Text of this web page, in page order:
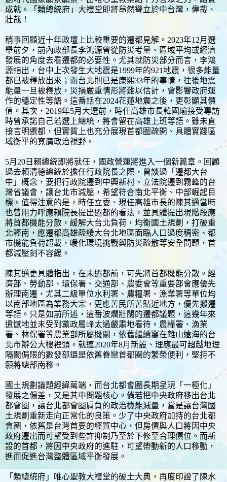
成就。「類總統府」大禮堂即將昂然聳立於中台灣，偉哉、
壯哉！
稍事回顧近十年政壇上比較重要的遷都見解。2023年12月選
舉前夕，前內政部長李鴻源曾從防災考量、區域平均或經濟
發展的角度去看遷都的必要性。尤其就防災部分而言，李鴻
源指出，台中上次發生大地震是1999年的921地震，很多能量
都已被釋放出來；而台北則已是康熙33年的事情，往後地震
能量一旦被釋放，災損嚴重情形將難以估計，會影響政府運
作的穩定性等語。這番話在2024花蓮地震之後，更彰顯其價
值。其次，2019年5月大選前，時任高雄市長韓國瑜接受專訪
時曾承諾自己若選上總統，將會留在高雄上班等語。雖未直
接言明遷都，但實質上也充分展現首都圈疏開、具體實踐區
域衡平的寬廣政治視野。
5月20日賴總統即將就任，國政營運將進入一個新篇章。回顧
過去賴清德總統於擔任行政院長之際，曾談過「遷都大台
中」概念，要把行政院遷到中興新村、立法院遷到霧峰的台
灣省議會，讓台北市減壓，希望符合南北平衡、中部崛起目
標。值得注意的是，時任立委、現任高雄市長的陳其邁當時
也曾用力呼應賴院長提出遷都的看法，並具體提出現階段應
將首都機能分散，緩解大台北負荷，均衡國土規劃，打破重
北輕南，應遷都高雄疏緩大台北地區面臨人口過度稠密、都
市機能負荷超載，暖化環境挑戰與防災疏散等安全問題，首
都減壓刻不容緩。
陳其邁更具體指出，在未遷都前，可先將首都機能分散。經
濟部、勞動部、環保署、交通部、農委會等重要部會應優先
辦理南遷，尤其二級單位水利署、農糧署、漁業署等單位均
以南部地區為業務大宗，更應苦民所苦貼近地方，優先搬遷
等語。只是如前所述，這番波爛壯闊的遷都議題，這幾年來
遺憾地並未受到黨政層峰太過嚴肅地看待。農糧署、漁業
署、林保署等農業部所屬機關，依舊繼續窩在離山遠海的台
北市辦公大樓裡頭。就連2020年8月新設、理應最可超越地理
隔閡侷限的數發部還是依舊眷戀首都圈的繁榮便利，堅持不
願將總部南移。
國土規劃議題經緯萬端，而台北都會圈長期呈現「一極化」
發展之偏差，又是其中問題核心。倘若把中央政府移出台北
都會圈，讓台北都會圈肩負的政治機能減量，當是讓台灣國
土規劃重新走向正常化的良策。少了中央政府加持的台北都
會圈，依舊是台灣首要的經貿中心，但房價與人口將因中央
政府遷出而可望受到些許抑制乃至於下修至合理價位。而新
設的首都，將因中央政府的進駐，可望帶動新的人口移動，
進而促進台灣整體區域平衡發展。
「類總統府」唯心聖教大禮堂的破土大典，再度印證了陳水